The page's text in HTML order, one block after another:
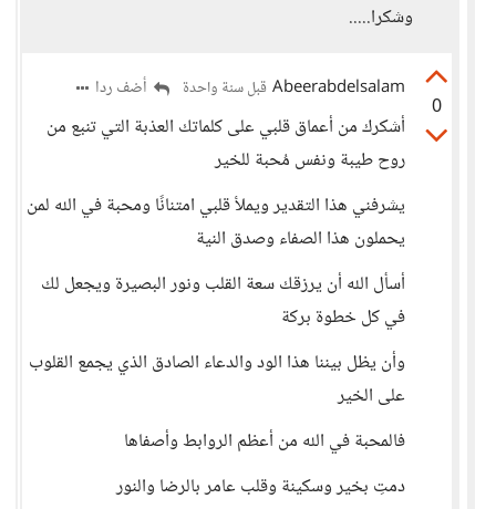
وشكرا.....
0
Abeerabdelsalam قبل سنة واحدة أضف ردا
أشكرك من أعماق قلبي على كلماتك العذبة التي تنبع من
روح طيبة ونفس مُحبة للخير
يشرفني هذا التقدير ويملأ قلبي امتنانًا ومحبة في الله لمن
يحملون هذا الصفاء وصدق النية
أسأل الله أن يرزقك سعة القلب ونور البصيرة ويجعل لك
في كل خطوة بركة
وأن يظل بيننا هذا الود والدعاء الصادق الذي يجمع القلوب
على الخير
فالمحبة في الله من أعظم الروابط وأصفاها
دمتِ بخير وسكينة وقلب عامر بالرضا والنور